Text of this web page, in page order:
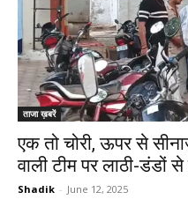
ताजा ख़बरें
एक तो चोरी, ऊपर से
वाली टीम पर लाठी-डंडों
Shadik - June 12, 2025